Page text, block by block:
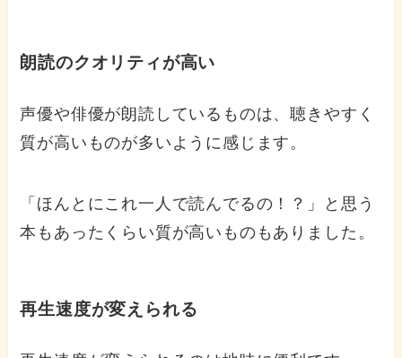
朗読のクオリティが高い
声優や俳優が朗読しているものは、聴きやすく
質が高いものが多いように感じます。
「ほんとにこれ一人で読んでるの！？」と思う
本もあったくらい質が高いものもありました。
再生速度が変えられる